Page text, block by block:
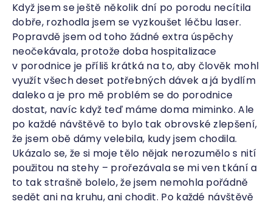
Když jsem se ještě několik dní po porodu necítila
dobře, rozhodla jsem se vyzkoušet léčbu laser.
Popravdě jsem od toho žádné extra úspěchy
neočekávala, protože doba hospitalizace
v porodnice je příliš krátká na to, aby člověk mohl
využít všech deset potřebných dávek a já bydlím
daleko a je pro mě problém se do porodnice
dostat, navíc když teď máme doma miminko. Ale
po každé návštěvě to bylo tak obrovské zlepšení,
že jsem obě dámy velebila, kudy jsem chodila.
Ukázalo se, že si moje tělo nějak nerozumělo s nití
použitou na stehy – prořezávala se mi ven tkání a
to tak strašně bolelo, že jsem nemohla pořádně
sedět ani na kruhu, ani chodit. Po každé návštěvě